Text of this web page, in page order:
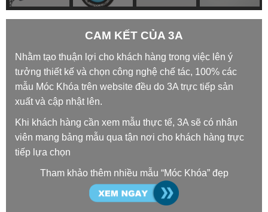
CAM KẾT CỦA 3A
Nhằm tạo thuận lợi cho khách hàng trong việc lên ý
tưởng thiết kế và chọn công nghệ chế tác, 100% các
mẫu Móc Khóa trên website đều do 3A trực tiếp sản
xuất và cập nhật lên.
Khi khách hàng cần xem mẫu thực tế, 3A sẽ có nhân
viên mang bảng mẫu qua tận nơi cho khách hàng trực
tiếp lựa chọn
Tham khảo thêm nhiều mẫu “Móc Khóa” đẹp